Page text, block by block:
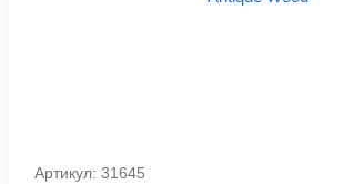
Артикул: 31645